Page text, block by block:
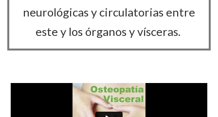
neurológicas y circulatorias entre
este y los órganos y vísceras.